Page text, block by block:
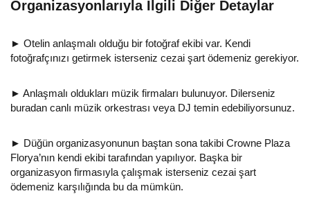
Organizasyonlarıyla İlgili Diğer Detaylar
► Otelin anlaşmalı olduğu bir fotoğraf ekibi var. Kendi
fotoğrafçınızı getirmek isterseniz cezai şart ödemeniz gerekiyor.
► Anlaşmalı oldukları müzik firmaları bulunuyor. Dilerseniz
buradan canlı müzik orkestrası veya DJ temin edebiliyorsunuz.
► Düğün organizasyonunun baştan sona takibi Crowne Plaza
Florya’nın kendi ekibi tarafından yapılıyor. Başka bir
organizasyon firmasıyla çalışmak isterseniz cezai şart
ödemeniz karşılığında bu da mümkün.